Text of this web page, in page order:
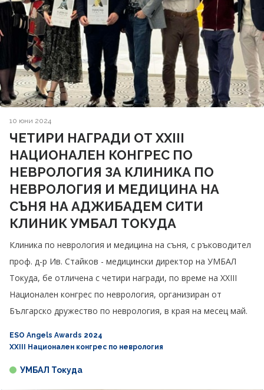
10 юни 2024
ЧЕТИРИ НАГРАДИ ОТ XXIII
НАЦИОНАЛЕН КОНГРЕС ПО
НЕВРОЛОГИЯ ЗА КЛИНИКА ПО
НЕВРОЛОГИЯ И МЕДИЦИНА НА
СЪНЯ НА АДЖИБАДЕМ СИТИ
КЛИНИК УМБАЛ ТОКУДА
Клиника по неврология и медицина на съня, с ръководител
проф. д-р Ив. Стайков - медицински директор на УМБАЛ
Токуда, бе отличена с четири награди, по време на XXIII
Национален конгрес по неврология, организиран от
Българско дружество по неврология, в края на месец май.
ESO Angels Awards 2024
XXIII Национален конгрес по неврология
УМБАЛ Токуда